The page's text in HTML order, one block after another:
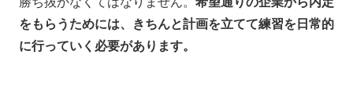
をもらうためには、きちんと計画を立てて練習を日常的
に行っていく必要があります。